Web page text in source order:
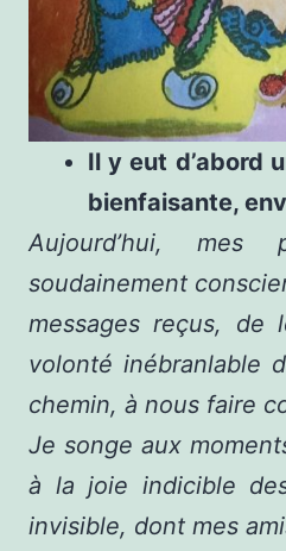
Il y eut d’abord
bienfaisante,
Aujourd’hui,
soudainement
messages reçus, de
volonté inébranlable
chemin, à nous faire
Je songe aux
à la joie indicible
invisible, dont mes